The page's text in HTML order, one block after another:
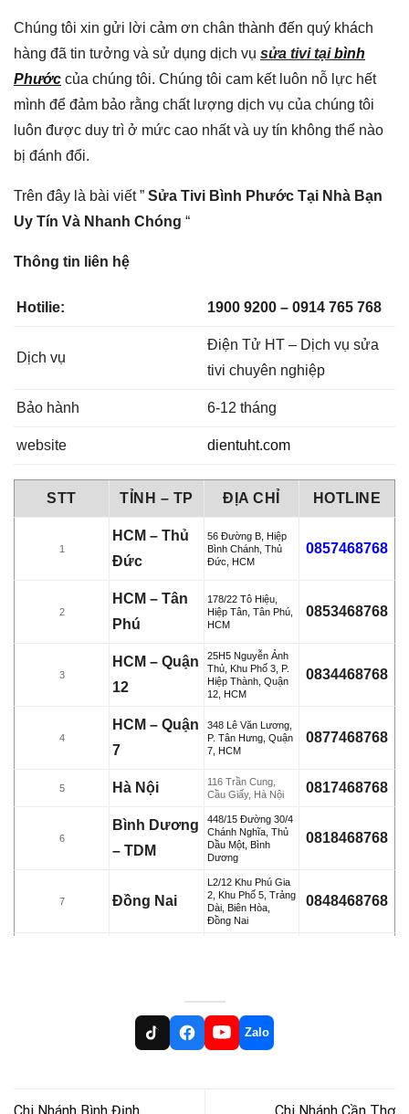
Chúng tôi xin gửi lời cảm ơn chân thành đến quý khách
hàng đã tin tưởng và sử dụng dịch vụ sửa tivi tạibình
Phước của chúng tôi. Chúng tôi cam kết luôn nỗ lực hết
mình để đảm bảo rằng chất lượng dịch vụ của chúng tôi
luôn được duy trì ở mức cao nhất và uy tín không thể nào
bị đánh đổi.
Trên đây là bài viết ” Sửa Tivi Bình Phước Tại Nhà Bạn
Uy Tín Và Nhanh Chóng “
Thông tin liên hệ
Hotilie: 1900 9200 – 0914 765 768
Dịch vụ
Điện Tử HT – Dịch vụ sửa
tivi chuyên nghiệp
Bảo hành 6-12 tháng
website dientuht.com
STT TỈNH – TP ĐỊA CHỈ HOTLINE
1
HCM – Thủ
Đức
56 Đường B, Hiệp
Bình Chánh, Thủ
Đức, HCM
0857468768
2
HCM – Tân
Phú
178/22 Tô Hiệu,
Hiệp Tân, Tân Phú,
HCM
0853468768
3
HCM – Quận
12
25H5 Nguyễn Ảnh
Thủ, Khu Phố 3, P.
Hiệp Thành, Quận
12, HCM
0834468768
4
HCM – Quận
7
348 Lê Văn Lương,
P. Tân Hưng, Quận
7, HCM
0877468768
5 Hà Nội
116 Trần Cung,
Cầu Giấy, Hà Nội
0817468768
6
Bình Dương
– TDM
448/15 Đường 30/4
Chánh Nghĩa, Thủ
Dầu Một, Bình
Dương
0818468768
7 Đồng Nai
L2/12 Khu Phú Gia
2, Khu Phố 5, Trảng
Dài, Biên Hòa,
Đồng Nai
0848468768
Cư, Ninh
Kiều, TP.
Cần Thơ
9 Vĩnh Long
Long, Tỉnh Vĩnh
0832468768
Zalo